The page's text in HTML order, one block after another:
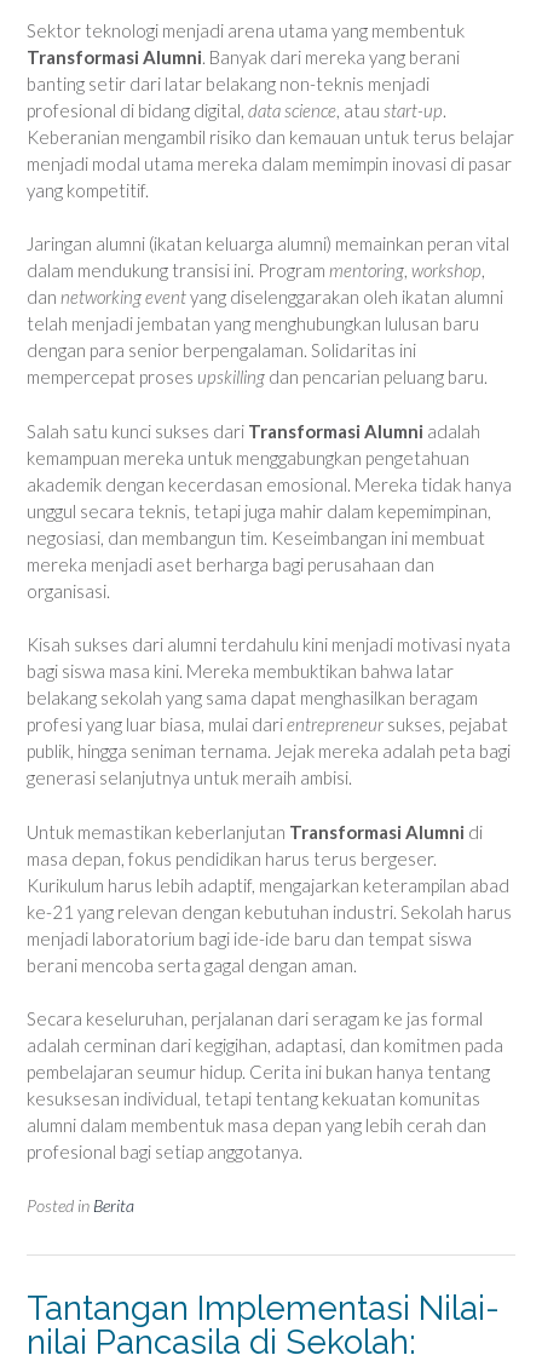
Sektor teknologi menjadi arena utama yang membentuk
Transformasi Alumni . Banyak dari mereka yang berani
banting setir dari latar belakang non-teknis menjadi
profesional di bidang digital, data science , atau start-up
Keberanian mengambil risiko dan kemauan untuk terus belajar
menjadi modal utama mereka dalam memimpin inovasi di pasar
yang kompetitif.
Jaringan alumni (ikatan keluarga alumni) memainkan peran vital
dalam mendukung transisi ini. Program mentoring, workshop,
dan networking eventyang diselenggarakan oleh ikatan alumni
telah menjadi jembatan yang menghubungkan lulusan baru
dengan para senior berpengalaman. Solidaritas ini
mempercepat proses upskilling dan pencarian peluang baru.
Salah satu kunci sukses dari Transformasi Alumni adalah
kemampuan mereka untuk menggabungkan pengetahuan
akademik dengan kecerdasan emosional. Mereka tidak hanya
unggul secara teknis, tetapi juga mahir dalam kepemimpinan,
negosiasi, dan membangun tim. Keseimbangan ini membuat
mereka menjadi aset berharga bagi perusahaan dan
organisasi.
Kisah sukses dari alumni terdahulu kini menjadi motivasi nyata
bagi siswa masa kini. Mereka membuktikan bahwa latar
belakang sekolah yang sama dapat menghasilkan beragam
profesi yang luar biasa, mulai darientrepreneur sukses, pejabat
publik, hingga seniman ternama. Jejak mereka adalah peta bagi
generasi selanjutnya untuk meraih ambisi.
Untuk memastikan keberlanjutan Transformasi Alumni di
masa depan, fokus pendidikan harus terus bergeser.
Kurikulum harus lebih adaptif, mengajarkan keterampilan abad
ke-21 yang relevan dengan kebutuhan industri. Sekolah harus
menjadi laboratorium bagi ide-ide baru dan tempat siswa
berani mencoba serta gagal dengan aman.
Secara keseluruhan, perjalanan dari seragam ke jas formal
adalah cerminan dari kegigihan, adaptasi, dan komitmen pada
pembelajaran seumur hidup. Cerita ini bukan hanya tentang
kesuksesan individual, tetapi tentang kekuatan komunitas
alumni dalam membentuk masa depan yang lebih cerah dan
profesional bagi setiap anggotanya.
Posted in Berita
Tantangan Implementasi Nilai-
nilai Pancasila di Sekolah: